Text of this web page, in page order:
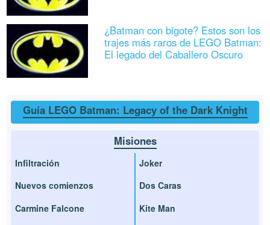
¿Batman con bigote? Estos son los
trajes más raros de LEGO Batman:
El legado del Caballero Oscuro
Guía LEGO Batman: Legacy of the Dark Knight
Misiones
Infiltración
Nuevos comienzos
Carmine Falcone
Joker
Dos Caras
Kite Man